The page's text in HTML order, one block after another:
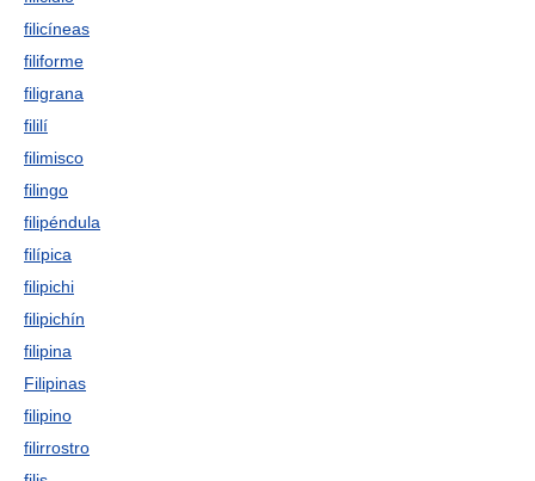
filicíneas
filiforme
filigrana
fililí
filimisco
filingo
filipéndula
filípica
filipichi
filipichín
filipina
Filipinas
filipino
filirrostro